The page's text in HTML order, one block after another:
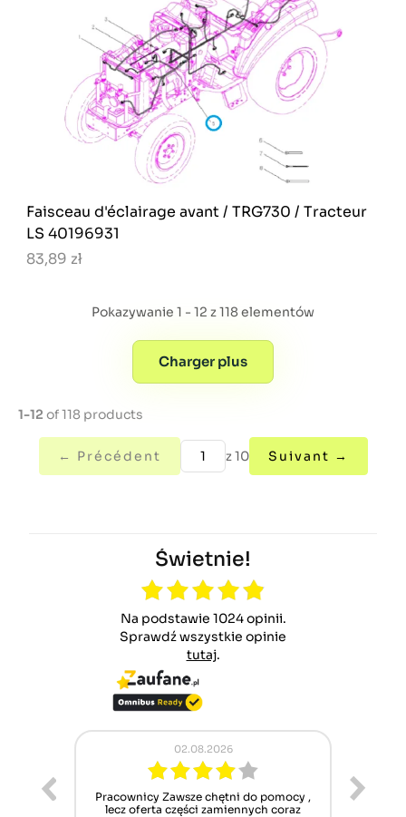
Faisceau d'éclairage avant / TRG730 / Tracteur
LS 40196931
83,89 zł
Pokazywanie 1 - 12 z 118 elementów
Charger plus
1-12 of 118 products
← Précédent z 10 Suivant →
Świetnie!
Na podstawie 1024 opinii.
Sprawdź wszystkie opinie
tutaj.
02.08.2026
Pracownicy Zawsze chętni do pomocy ,
lecz oferta części zamiennych coraz